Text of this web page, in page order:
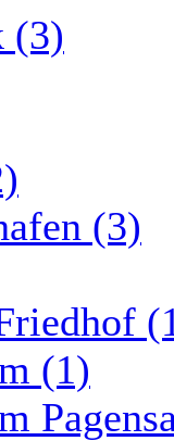
(3)
(3)
(1)